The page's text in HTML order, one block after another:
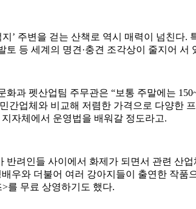
지’ 주변을 걷는 산책로 역시 매력이 넘친다
토 등 세계의 명견·충견 조각상이 줄지어 서
화과 펫산업팀 주무관은 “보통 주말에는
간업체와 비교해 저렴한 가격으로 다양한
자체에서 운영법을 배워갈 정도라고.
반려인들 사이에서 화제가 되면서 관련 산
우와 더불어 여러 강아지들이 출연한 작
를 무료 상영하기도 했다.